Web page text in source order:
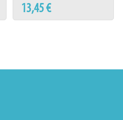
13,45 €